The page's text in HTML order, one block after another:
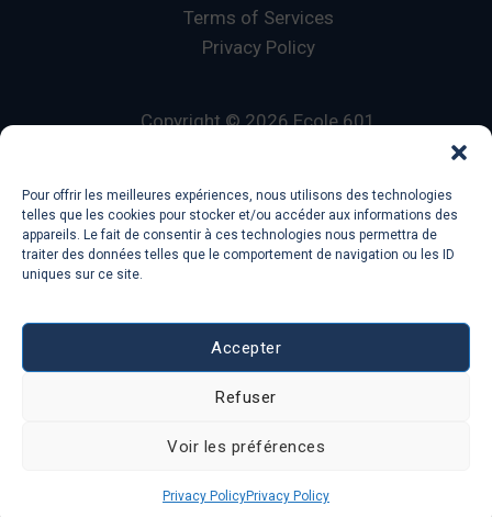
Pour offrir les meilleures expériences, nous utilisons des technologies
telles que les cookies pour stocker et/ou accéder aux informations des
appareils. Le fait de consentir à ces technologies nous permettra de
traiter des données telles que le comportement de navigation ou les ID
uniques sur ce site.
Accepter
Refuser
Voir les préférences
Privacy PolicyPrivacy Policy
Terms of Services
Privacy Policy
Copyright © 2026 Ecole 601